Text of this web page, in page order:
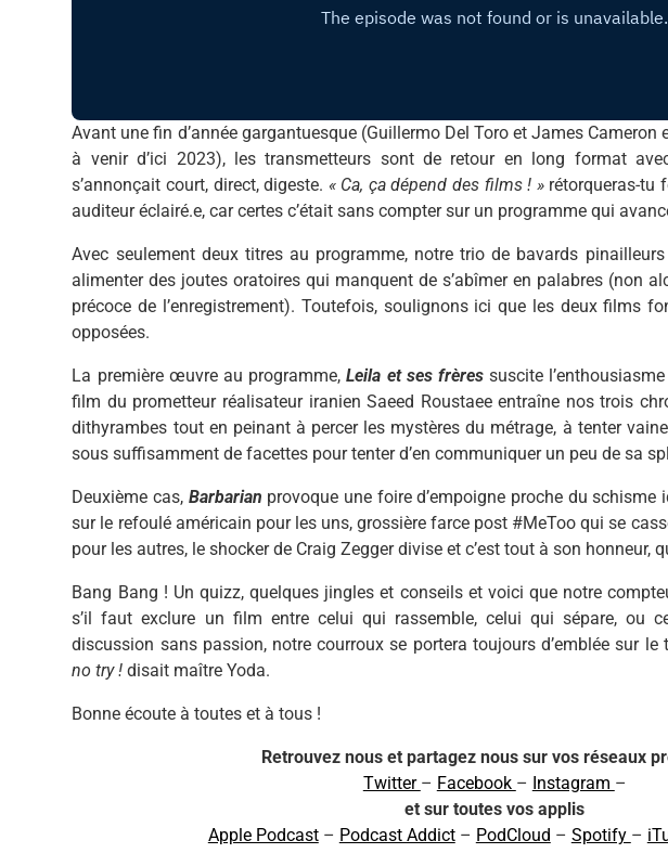
Avant une fin d’année gargantuesque (Guillermo Del Toro et James Cameron
à venir d’ici 2023), les transmetteurs sont de retour en long format
s’annonçait court, direct, digeste. « Ca, ça dépend des films ! »rétorqueras-tu
auditeur éclairé.e, car certes c’était sans compter sur un programme qui
Avec seulement deux titres au programme, notre trio de bavards
alimenter des joutes oratoires qui manquent de s’abîmer en palabres (non
précoce de l’enregistrement). Toutefois, soulignons ici que les deux films
opposées.
La première œuvre au programme,Leila et ses frèressuscite
film du prometteur réalisateur iranien Saeed Roustaee entraîne nos trois
dithyrambes tout en peinant à percer les mystères du métrage, à tenter
sous suffisamment de facettes pour tenter d’en communiquer un peu de sa
Deuxième cas, Barbarian provoque une foire d’empoigne proche du
sur le refoulé américain pour les uns, grossière farce post #MeToo qui se
pour les autres, le shocker de Craig Zegger divise et c’est tout à son honneur,
Bang Bang ! Un quizz, quelques jingles et conseils et voici que notre
s’il faut exclure un film entre celui qui rassemble, celui qui sépare, ou
discussion sans passion, notre courroux se portera toujours d’emblée sur le
no try ! disait maître Yoda.
Bonne écoute à toutes et à tous !
Retrouvez nous et partagez nous sur vos réseaux
Twitter – Facebook – Instagram –
et sur toutes vos applis
Apple Podcast– Podcast Addict– PodCloud – Spotify –